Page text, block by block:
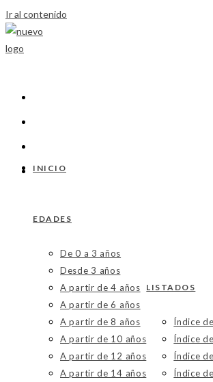
Ir al contenido
INICIO
EDADES
De 0 a 3 años
Desde 3 años
A partir de 4 años
A partir de 6 años
A partir de 8 años
A partir de 10 años
A partir de 12 años
A partir de 14 años
LISTADOS
Índice
Índice
Índice
Índice